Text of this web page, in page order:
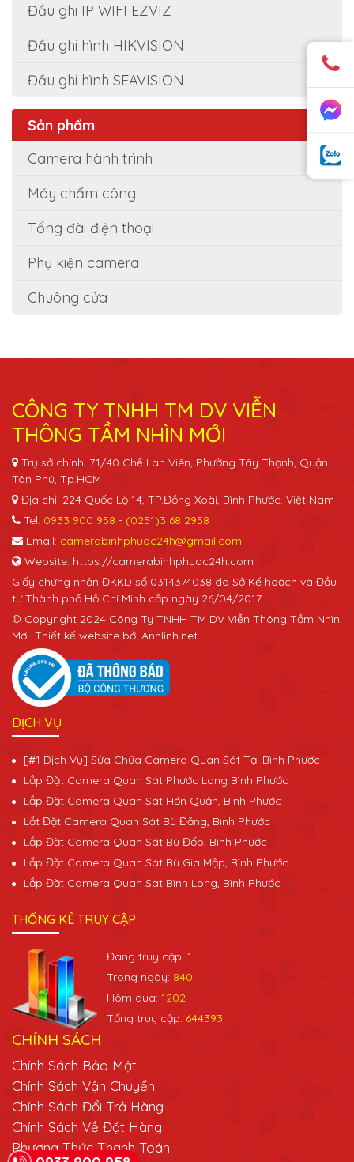
Đầu ghi IP WIFI EZVIZ
Đầu ghi hình HIKVISION
Đầu ghi hình SEAVISION
Sản phẩm
Camera hành trình
Máy chấm công
Tổng đài điện thoại
Phụ kiện camera
Chuông cửa
CÔNG TY TNHH TM DV VIỄN
THÔNG TẦM NHÌN MỚI
Trụ sở chính: 71/40 Chế Lan Viên, Phường Tây Thạnh, Quận
Tân Phú, Tp.HCM
Địa chỉ: 224 Quốc Lộ 14, TP.Đồng Xoài, Bình Phước, Việt Nam
Tel: 0933 900 958 - (0251)3 68 2958
Email: camerabinhphuoc24h@gmail.com
Website: https://camerabinhphuoc24h.com
Giấy chứng nhận ĐKKD số 0314374038 do Sở Kế hoạch và Đầu
tư Thành phố Hồ Chí Minh cấp ngày 26/04/2017
© Copyright 2024 Công Ty TNHH TM DV Viễn Thông Tầm Nhìn
Mới. Thiết kế website bởi Anhlinh.net
DỊCH VỤ
[#1 Dịch Vụ] Sửa Chữa Camera Quan Sát Tại Bình Phước
Lắp Đặt Camera Quan Sát Phước Long Bình Phước
Lắp Đặt Camera Quan Sát Hớn Quản, Bình Phước
Lắt Đặt Camera Quan Sát Bù Đăng, Bình Phước
Lắp Đặt Camera Quan Sát Bù Đốp, Bình Phước
Lắp Đặt Camera Quan Sát Bù Gia Mập, Bình Phước
Lắp Đặt Camera Quan Sát Bình Long, Bình Phước
THỐNG KÊ TRUY CẬP
Đang truy cập: 1
Trong ngày: 840
Hôm qua: 1202
Tổng truy cập: 644393
CHÍNH SÁCH
Chính Sách Bảo Mật
Chính Sách Vận Chuyển
Chính Sách Đổi Trả Hàng
Chính Sách Về Đặt Hàng
Phương Thức Thanh Toán